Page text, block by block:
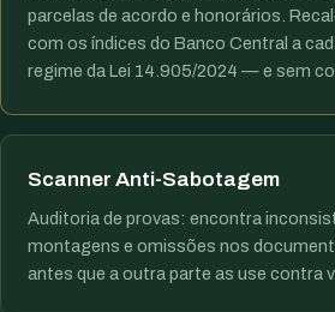
parcelas de acordo e honorários.
com os índices do Banco Central a
regime da Lei 14.905/2024 — e sem
Scanner Anti-Sabotagem
Auditoria de provas: encontra
montagens e omissões nos
antes que a outra parte as use contra